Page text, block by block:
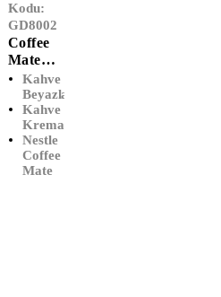
Kodu:
GD8002
Coffee
Mate
Kahve
Kreması
(2000
Gr)
Kahve
Beyazlatıcı
Kahve
Kreması
Nestle
Coffee
Mate